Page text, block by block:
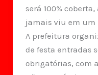
será 100%
jamais viu em um
A prefeitura
de festa entradas
obrigatórias, com